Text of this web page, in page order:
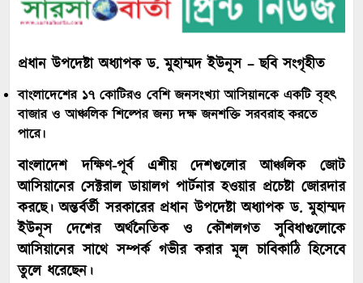
প্রধান উপদেষ্টা অধ্যাপক ড. মুহাম্মদ ইউনূস – ছবি সংগৃহীত
বাংলাদেশের ১৭ কোটিরও বেশি জনসংখ্যা আসিয়ানকে একটি বৃহৎ
বাজার ও আঞ্চলিক শিল্পের জন্য দক্ষ জনশক্তি সরবরাহ করতে
পারে।
বাংলাদেশ দক্ষিণ-পূর্ব এশীয় দেশগুলোর আঞ্চলিক জোট
আসিয়ানের সেক্টরাল ডায়ালগ পার্টনার হওয়ার প্রচেষ্টা জোরদার
করছে। অন্তর্বর্তী সরকারের প্রধান উপদেষ্টা অধ্যাপক ড. মুহাম্মদ
ইউনূস দেশের অর্থনৈতিক ও কৌশলগত সুবিধাগুলোকে
আসিয়ানের সাথে সম্পর্ক গভীর করার মূল চাবিকাঠি হিসেবে
তুলে ধরেছেন।